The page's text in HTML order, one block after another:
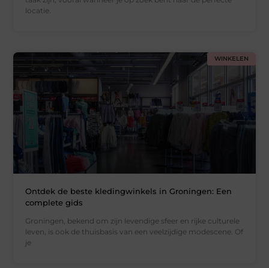
locatie.
WINKELEN
Ontdek de beste kledingwinkels in Groningen: Een
complete gids
Groningen, bekend om zijn levendige sfeer en rijke culturele
leven, is ook de thuisbasis van een veelzijdige modescene. Of
je